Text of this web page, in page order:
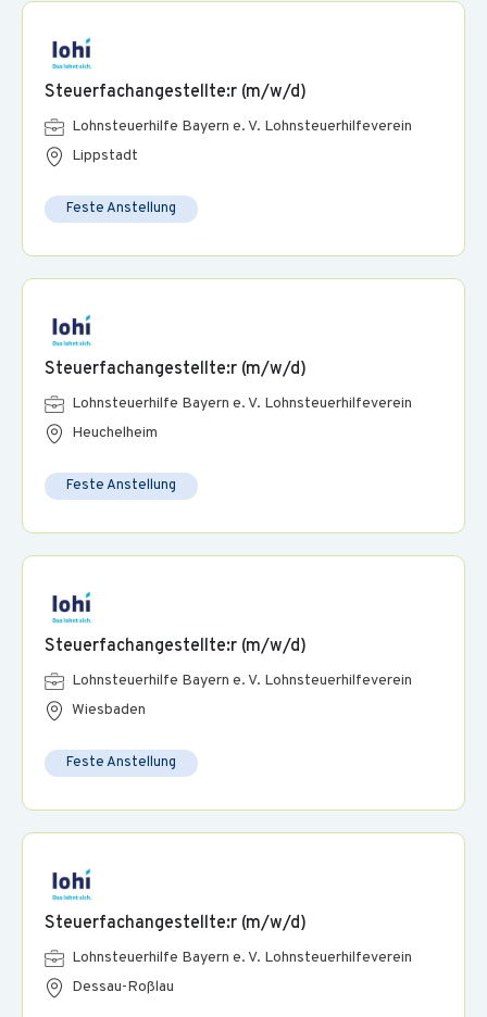
Steuerfachangestellte:r (m/w/d)
Lohnsteuerhilfe Bayern e. V. Lohnsteuerhilfeverein
Lippstadt
Feste Anstellung
Steuerfachangestellte:r (m/w/d)
Lohnsteuerhilfe Bayern e. V. Lohnsteuerhilfeverein
Heuchelheim
Feste Anstellung
Steuerfachangestellte:r (m/w/d)
Lohnsteuerhilfe Bayern e. V. Lohnsteuerhilfeverein
Wiesbaden
Feste Anstellung
Steuerfachangestellte:r (m/w/d)
Lohnsteuerhilfe Bayern e. V. Lohnsteuerhilfeverein
Dessau-Roßlau